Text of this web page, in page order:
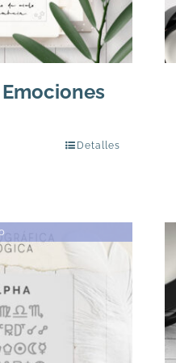
Detalles